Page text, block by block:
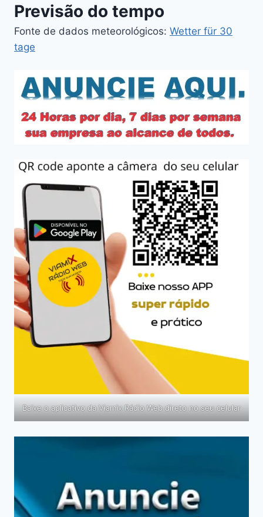
Previsão do tempo
Fonte de dados meteorológicos: Wetter für 30
tage
Baixe o aplicativo da Viamix Rádio Web direto no seu celular